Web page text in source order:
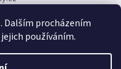
Dalším procházením
používáním.